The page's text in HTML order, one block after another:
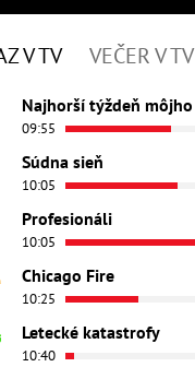
V TV VEČER V TV
09:55
Súdna sieň
10:05
Profesionáli
10:05
Chicago Fire
10:25
Letecké katastrofy
10:40